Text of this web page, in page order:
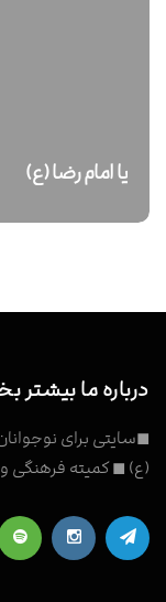
یا امام رضا (ع)
درباره ما بیشتر
◼سایتی برای
(ع) ◼ کمیته